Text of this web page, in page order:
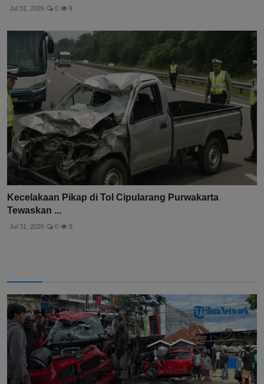
Jul 31, 2026 0 9
Kecelakaan Pikap di Tol Cipularang Purwakarta
Tewaskan ...
Jul 31, 2026 0 9